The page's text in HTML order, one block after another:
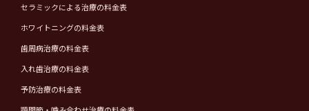
セラミックによる治療の料金表
ホワイトニングの料金表
歯周病治療の料金表
入れ歯治療の料金表
予防治療の料金表